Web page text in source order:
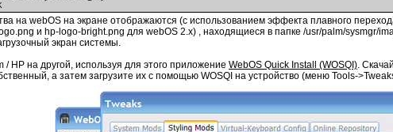
на webOS на экране отображаются (с использованием эффекта плавного
и hp-logo-bright.png для webOS 2.x) , находящиеся в папке /usr/palm/sysmgr/
экран системы.
HP на другой, используя для этого приложение WebOS Quick Install (WOSQI).
а затем загрузите их с помощью WOSQI на устройство (меню Tools-